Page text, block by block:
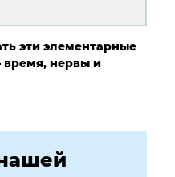
эти элементарные
время, нервы и